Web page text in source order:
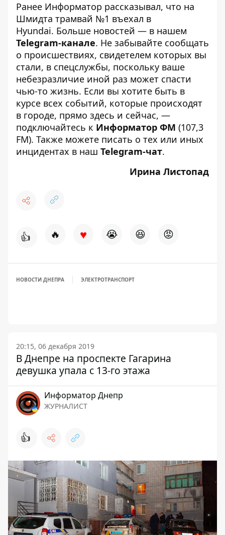
Ранее Информатор рассказывал, что на
Шмидта трамвай №1 въехал в
Hyundai. Больше новостей — в нашем
Telegram-канале. Не забывайте сообщать
о происшествиях, свидетелем которых вы
стали, в спецслужбы, поскольку ваше
небезразличие иной раз может спасти
чью-то жизнь. Если вы хотите быть в
курсе всех событий, которые происходят
в городе, прямо здесь и сейчас, —
подключайтесь к Информатор ФМ (107,3
FM). Также можете писать о тех или иных
инцидентах в наш Telegram-чат.
Ирина Листопад
👍 🔥 ♥ 😭 😆 😡
НОВОСТИ ДНЕПРА ЭЛЕКТРОТРАНСПОРТ
20:15, 06 декабря 2019
В Днепре на проспекте Гагарина
девушка упала с 13-го этажа
Информатор Днепр
ЖУРНАЛИСТ
👍